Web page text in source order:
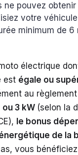
ne pouvez obtenir
votre
minimum de 6
électrique
est égale ou
au règlement
ou 3 kW (selon la
le bonus
de la
vous bénéficiez